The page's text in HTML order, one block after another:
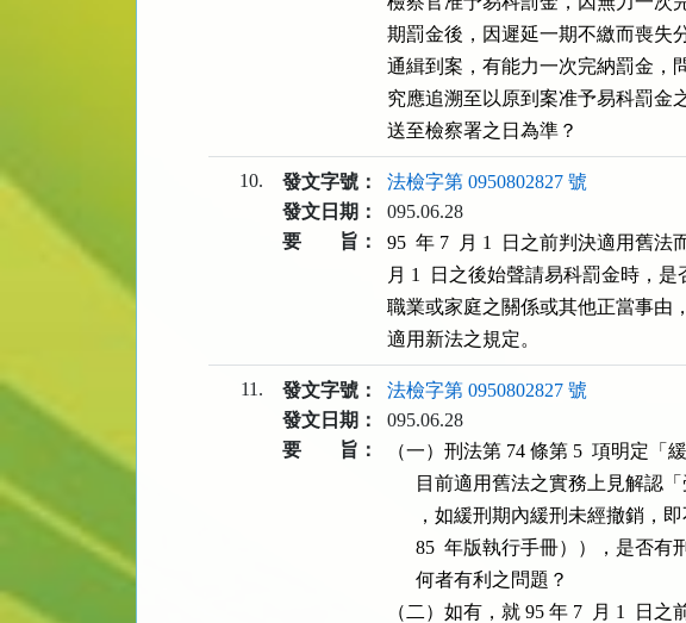
期罰金後，因遲延一期不繳而喪失
通緝到案，有能力一次完納罰金，
究應追溯至以原到案准予易科罰金
送至檢察署之日為準？
10. 發文字號：
法檢字第 0950802827 號
發文日期：
095.06.28
要 旨：
95  年 7  月 1  日之前判決適用舊法
月 1  日之後始聲請易科罰金時，
職業或家庭之關係或其他正當事由
適用新法之規定。
11. 發文字號：
法檢字第 0950802827 號
發文日期：
095.06.28
要 旨：
（一）刑法第 74 條第 5  項明定「
目前適用舊法之實務上見解
，如緩刑期內緩刑未經撤銷，
85  年版執行手冊）），是否有
      何者有利之問題？
（二）如有，就 95 年 7  月 1  日之